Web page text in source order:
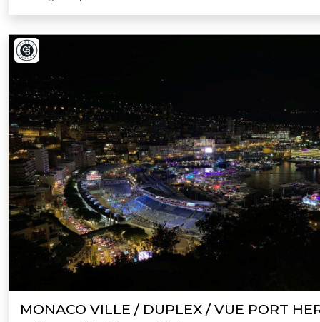
MONACO VILLE / DUPLEX / VUE PORT